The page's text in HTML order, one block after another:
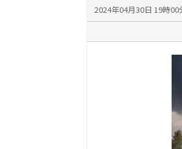
2024年04月30日 19時00